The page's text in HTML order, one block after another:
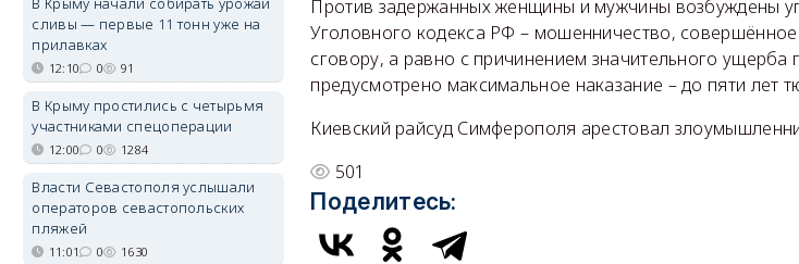
Против задержанных женщины и мужчины возбуждены
Уголовного кодекса РФ – мошенничество,
сговору, а равно с причинением значительного ущерба
предусмотрено максимальное наказание – до пяти лет
Киевский райсуд Симферополя арестовал
501
Поделитесь:
сливы — первые 11 тонн уже на
прилавках
12:10 0 91
В Крыму простились с четырьмя
участниками спецоперации
12:00 0 1284
Власти Севастополя услышали
операторов севастопольских
пляжей
11:01 0 1630